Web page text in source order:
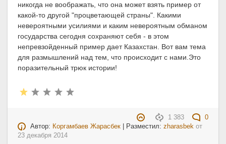
никогда не воображать, что она может взять пример от
какой-то другой "процветающей страны". Какими
невероятными усилиями и каким невероятным обманом
государства сегодня сохраняют себя - в этом
непревзойденный пример дает Казахстан. Вот вам тема
для размышлений над тем, что происходит с нами.Это
поразительный трюк истории!
1 383
0
Автор: Коргамбаев Жарасбек | Разместил:zharasbek от
23 декабря 2014